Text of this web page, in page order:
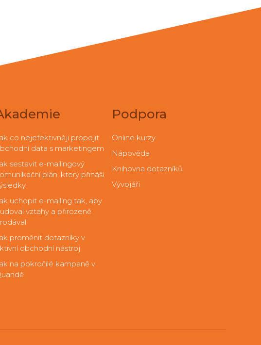
co nejefektivněji propojit
data s marketingem
sestavit e-mailingový
plán, který přináší
uchopit e-mailing tak, aby
vztahy a přirozeně
proměnit dotazníky v
obchodní nástroj
na pokročilé kampaně v
Podpora
Online kurzy
Nápověda
Knihovna dotazníků
Vývojáři